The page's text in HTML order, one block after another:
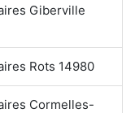
Giberville
Rots 14980
Cormelles-